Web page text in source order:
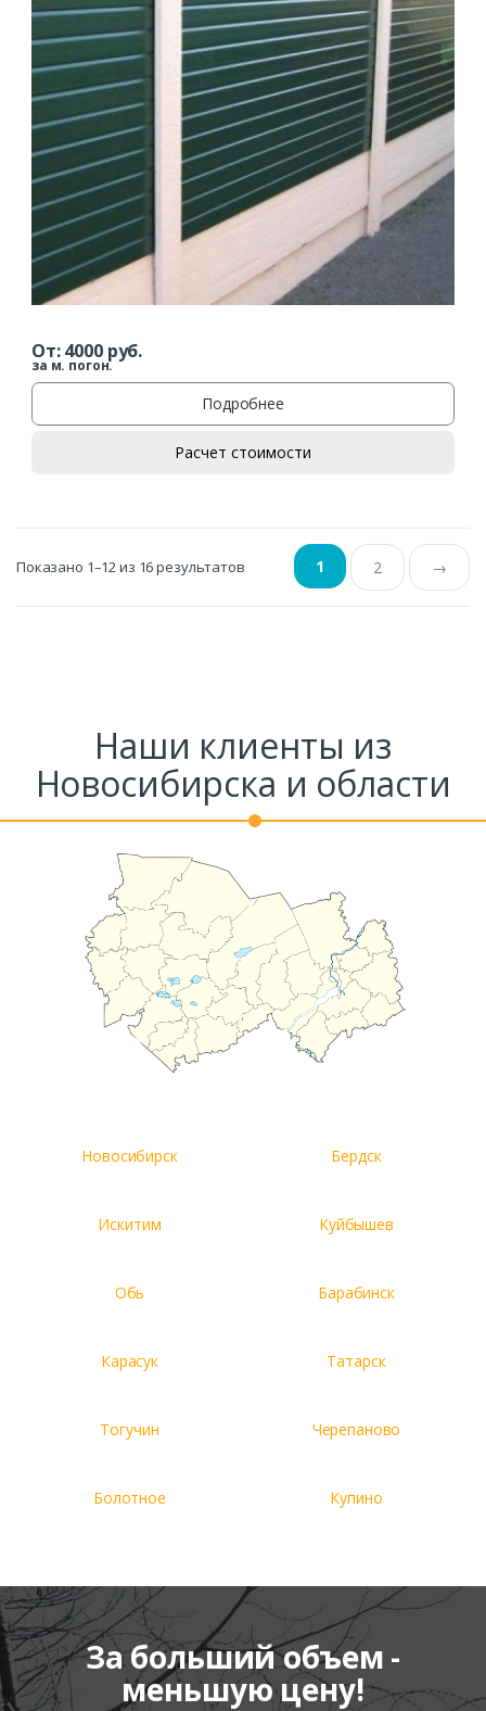
От:4000руб.
за м. погон.
Подробнее
Расчет стоимости
Показано 1–12 из 16 результатов 1 2 →
Наши клиенты из
Новосибирска и области
Новосибирск Бердск
Искитим Куйбышев
Обь Барабинск
Карасук Татарск
Тогучин Черепаново
Болотное Купино
За больший объем -
меньшую цену!